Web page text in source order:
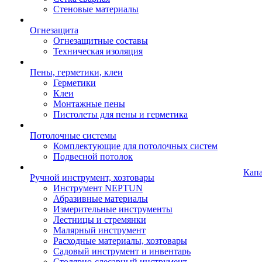
Стеновые материалы
Огнезащита
Огнезащитные составы
Техническая изоляция
Пены, герметики, клеи
Герметики
Клеи
Монтажные пены
Пистолеты для пены и герметика
Потолочные системы
Комплектующие для потолочных систем
Подвесной потолок
Ручной инструмент, хозтовары
Инструмент NEPTUN
Абразивные материалы
Измерительные инструменты
Лестницы и стремянки
Малярный инструмент
Расходные материалы, хозтовары
Садовый инструмент и инвентарь